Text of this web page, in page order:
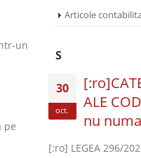
un
pe
Articole
S
30
oct.
ALE
nu
[:ro] LEGEA 296/